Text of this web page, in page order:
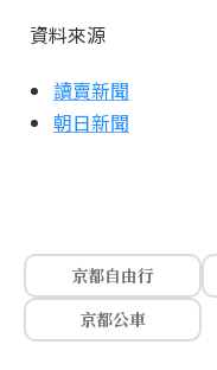
資料來源
讀賣新聞
朝日新聞
京都自由行
京都公車